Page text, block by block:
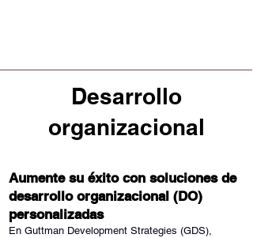
Desarrollo
organizacional
Aumente su éxito con soluciones de
desarrollo organizacional (DO)
personalizadas
En Guttman Development Strategies (GDS),